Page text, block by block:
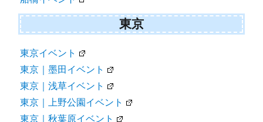
東京
東京イベント
東京｜墨田イベント
東京｜浅草イベント
東京｜上野公園イベント
東京｜秋葉原イベント